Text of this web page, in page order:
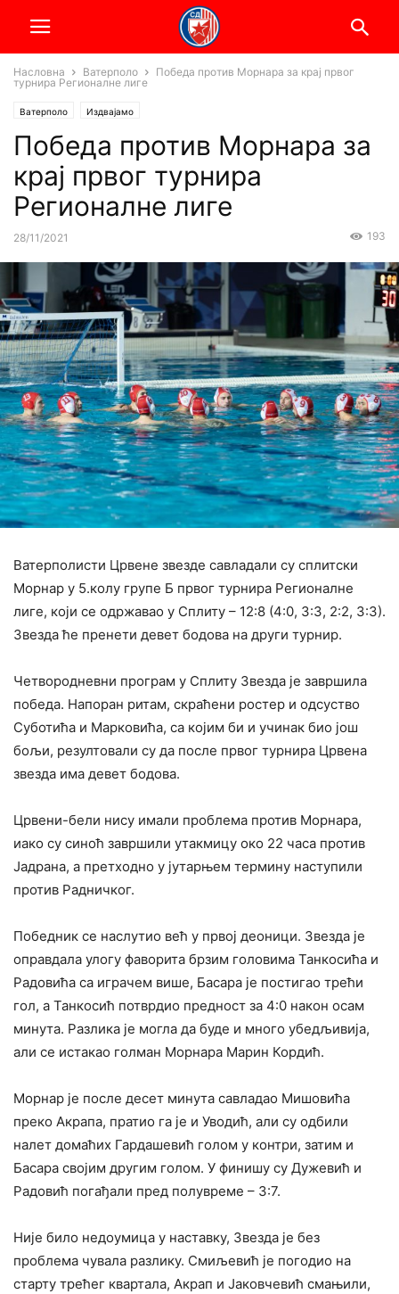
Насловна Ватерполо
Победа против Морнара за крај првог
турнира Регионалне лиге
Ватерполо Издвајамо
Победа против Морнара за
крај првог турнира
Регионалне лиге
28/11/2021 193
Ватерполисти Црвене звезде савладали су сплитски
Морнар у 5.колу групе Б првог турнира Регионалне
лиге, који се одржавао у Сплиту – 12:8 (4:0, 3:3, 2:2, 3:3).
Звезда ће пренети девет бодова на други турнир.
Четвородневни програм у Сплиту Звезда је завршила
победа. Напоран ритам, скраћени ростер и одсуство
Суботића и Марковића, са којим би и учинак био још
бољи, резултовали су да после првог турнира Црвена
звезда има девет бодова.
Црвени-бели нису имали проблема против Морнара,
иако су синоћ завршили утакмицу око 22 часа против
Јадрана, а претходно у јутарњем термину наступили
против Радничког.
Победник се наслутио већ у првој деоници. Звезда је
оправдала улогу фаворита брзим головима Танкосића и
Радовића са играчем више, Басара је постигао трећи
гол, а Танкосић потврдио предност за 4:0 након осам
минута. Разлика је могла да буде и много убедљивија,
али се истакао голман Морнара Марин Кордић.
Морнар је после десет минута савладао Мишовића
преко Акрапа, пратио га је и Уводић, али су одбили
налет домаћих Гардашевић голом у контри, затим и
Басара својим другим голом. У финишу су Дужевић и
Радовић погађали пред полувреме – 3:7.
Није било недоумица у наставку, Звезда је без
проблема чувала разлику. Смиљевић је погодио на
старту трећег квартала, Акрап и Јаковчевић смањили,